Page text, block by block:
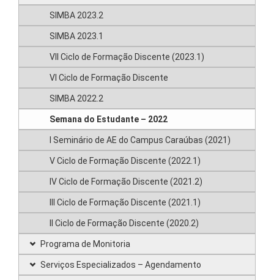
SIMBA 2023.2
SIMBA 2023.1
VII Ciclo de Formação Discente (2023.1)
VI Ciclo de Formação Discente
SIMBA 2022.2
Semana do Estudante – 2022
I Seminário de AE do Campus Caraúbas (2021)
V Ciclo de Formação Discente (2022.1)
IV Ciclo de Formação Discente (2021.2)
III Ciclo de Formação Discente (2021.1)
II Ciclo de Formação Discente (2020.2)
Programa de Monitoria
Serviços Especializados – Agendamento